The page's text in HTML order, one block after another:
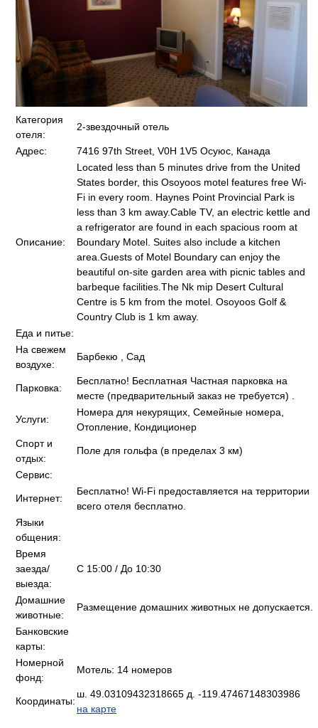
Категория
отеля:
2-звездочный отель
Адрес: 7416 97th Street, V0H 1V5 Осуюс, Канада
Описание:
Located less than 5 minutes drive from the United
States border, this Osoyoos motel features free Wi-
Fi in every room. Haynes Point Provincial Park is
less than 3 km away.Cable TV, an electric kettle and
a refrigerator are found in each spacious room at
Boundary Motel. Suites also include a kitchen
area.Guests of Motel Boundary can enjoy the
beautiful on-site garden area with picnic tables and
barbeque facilities.The Nk mip Desert Cultural
Centre is 5 km from the motel. Osoyoos Golf &
Country Club is 1 km away.
Еда и питье:
На свежем
воздухе:
Барбекю , Сад
Парковка:
Бесплатно! Бесплатная Частная парковка на
месте (предварительный заказ не требуется) .
Услуги:
Номера для некурящих, Семейные номера,
Отопление, Кондиционер
Спорт и
отдых:
Поле для гольфа (в пределах 3 км)
Сервис:
Интернет:
Бесплатно! Wi-Fi предоставляется на территории
всего отеля бесплатно.
Языки
общения:
Время
заезда/
выезда:
C 15:00 / До 10:30
Домашние
животные:
Размещение домашних животных не допускается.
Банковские
карты:
Номерной
фонд:
Мотель: 14 номеров
Координаты:
ш. 49.03109432318665 д. -119.47467148303986
на карте